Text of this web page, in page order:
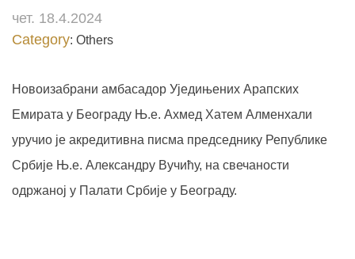
чет. 18.4.2024
Category: Others
Новоизабрани амбасадор Уједињених Арапских
Емирата у Београду Њ.е. Ахмед Хатем Алменхали
уручио је акредитивна писма председнику Републике
Србије Њ.е. Александру Вучићу, на свечаности
одржаној у Палати Србије у Београду.